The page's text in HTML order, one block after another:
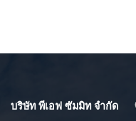
บริษัท พีเอฟ ซัมมิท จำกัด